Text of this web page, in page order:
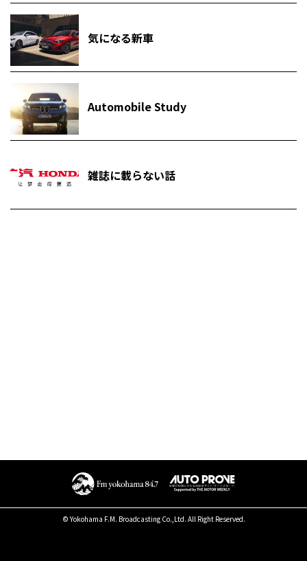
気になる新車
Automobile Study
雑誌に載らない話
© Yokohama F.M. Broadcasting Co.,Ltd. All Right Reserved.